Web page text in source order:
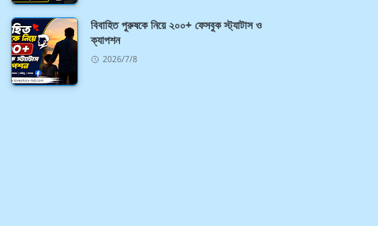
বিবাহিত পুরুষকে নিয়ে ২০০+ ফেসবুক স্ট্যাটাস ও
ক্যাপশন
2026/7/8